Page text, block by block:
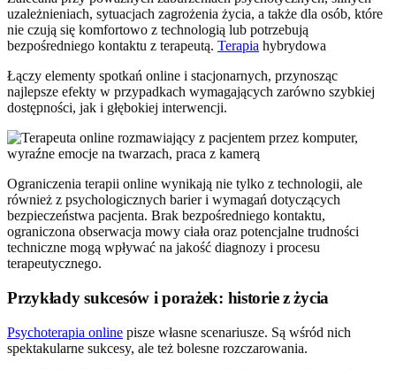
uzależnieniach, sytuacjach zagrożenia życia, a także dla osób, które
nie czują się komfortowo z technologią lub potrzebują
bezpośredniego kontaktu z terapeutą. Terapia hybrydowa
Łączy elementy spotkań online i stacjonarnych, przynosząc
najlepsze efekty w przypadkach wymagających zarówno szybkiej
dostępności, jak i głębokiej interwencji.
Ograniczenia terapii online wynikają nie tylko z technologii, ale
również z psychologicznych barier i wymagań dotyczących
bezpieczeństwa pacjenta. Brak bezpośredniego kontaktu,
ograniczona obserwacja mowy ciała oraz potencjalne trudności
techniczne mogą wpływać na jakość diagnozy i procesu
terapeutycznego.
Przykłady sukcesów i porażek: historie z życia
Psychoterapia online pisze własne scenariusze. Są wśród nich
spektakularne sukcesy, ale też bolesne rozczarowania.